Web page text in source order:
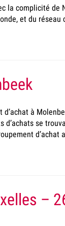
la complicité de
et du réseau
d’achat à
d’achats se
d’achat
–